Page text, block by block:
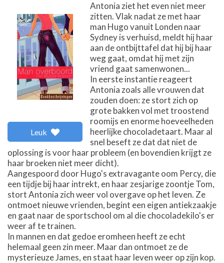
Leuk
Antonia ziet het even niet meer
zitten. Vlak nadat ze met haar
man Hugo vanuit Londen naar
Sydney is verhuisd, meldt hij haar
aan de ontbijttafel dat hij bij haar
weg gaat, omdat hij met zijn
vriend gaat samenwonen...
In eerste instantie reageert
Antonia zoals alle vrouwen dat
zouden doen: ze stort zich op
grote bakken vol met troostend
roomijs en enorme hoeveelheden
heerlijke chocoladetaart. Maar al
snel beseft ze dat dat niet de
oplossing is voor haar probleem (en bovendien krijgt ze
haar broeken niet meer dicht).
Aangespoord door Hugo's extravagante oom Percy, die
een tijdje bij haar intrekt, en haar zesjarige zoontje Tom,
stort Antonia zich weer vol overgave op het leven. Ze
ontmoet nieuwe vrienden, begint een eigen antiekzaakje
en gaat naar de sportschool om al die chocoladekilo's er
weer af te trainen.
In mannen en dat gedoe eromheen heeft ze echt
helemaal geen zin meer. Maar dan ontmoet ze de
mysterieuze James, en staat haar leven weer op zijn kop.